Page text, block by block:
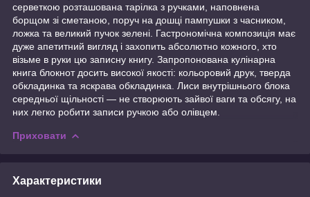
серветкою розташована тарілка з ручками, наповнена
борщом зі сметаною, поруч на дошці пампушки з часником,
ложка та великий пучок зелені. Гастрономічна композиція має
дуже апетитний вигляд і захопить абсолютно кожного, хто
візьме в руки цю записну книгу. Запропонована кулінарна
книга блокнот досить високої якості: кольоровий друк, тверда
обкладинка та яскрава обкладинка. Лиси внутрішнього блока
середньої щільності — не створюють зайвої ваги та обсягу, на
них легко робити записи ручкою або олівцем.
Приховати
Характеристики